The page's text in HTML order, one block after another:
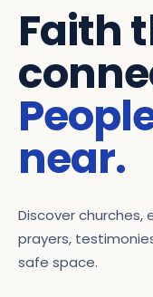
Faith
near.
Discover churches,
prayers,
safe space.